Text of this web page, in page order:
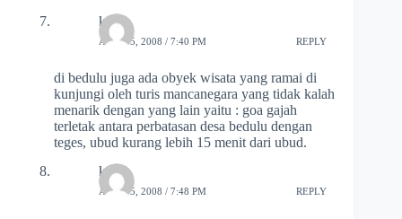
kaseh
APRIL 5, 2008 / 7:40 PM REPLY
di bedulu juga ada obyek wisata yang ramai di
kunjungi oleh turis mancanegara yang tidak kalah
menarik dengan yang lain yaitu : goa gajah
terletak antara perbatasan desa bedulu dengan
teges, ubud kurang lebih 15 menit dari ubud.
kaseh
APRIL 5, 2008 / 7:48 PM REPLY